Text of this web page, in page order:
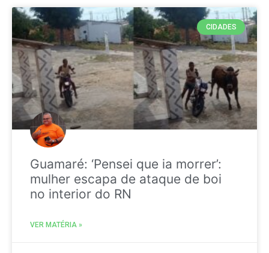
CIDADES
Guamaré: ‘Pensei que ia morrer’:
mulher escapa de ataque de boi
no interior do RN
VER MATÉRIA »